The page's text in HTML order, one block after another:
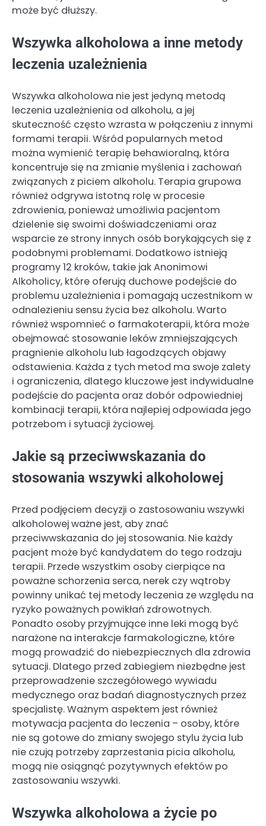
może być dłuższy.
Wszywka alkoholowa a inne metody
leczenia uzależnienia
Wszywka alkoholowa nie jest jedyną metodą
leczenia uzależnienia od alkoholu, a jej
skuteczność często wzrasta w połączeniu z innymi
formami terapii. Wśród popularnych metod
można wymienić terapię behawioralną, która
koncentruje się na zmianie myślenia i zachowań
związanych z piciem alkoholu. Terapia grupowa
również odgrywa istotną rolę w procesie
zdrowienia, ponieważ umożliwia pacjentom
dzielenie się swoimi doświadczeniami oraz
wsparcie ze strony innych osób borykających się z
podobnymi problemami. Dodatkowo istnieją
programy 12 kroków, takie jak Anonimowi
Alkoholicy, które oferują duchowe podejście do
problemu uzależnienia i pomagają uczestnikom w
odnalezieniu sensu życia bez alkoholu. Warto
również wspomnieć o farmakoterapii, która może
obejmować stosowanie leków zmniejszających
pragnienie alkoholu lub łagodzących objawy
odstawienia. Każda z tych metod ma swoje zalety
i ograniczenia, dlatego kluczowe jest indywidualne
podejście do pacjenta oraz dobór odpowiedniej
kombinacji terapii, która najlepiej odpowiada jego
potrzebom i sytuacji życiowej.
Jakie są przeciwwskazania do
stosowania wszywki alkoholowej
Przed podjęciem decyzji o zastosowaniu wszywki
alkoholowej ważne jest, aby znać
przeciwwskazania do jej stosowania. Nie każdy
pacjent może być kandydatem do tego rodzaju
terapii. Przede wszystkim osoby cierpiące na
poważne schorzenia serca, nerek czy wątroby
powinny unikać tej metody leczenia ze względu na
ryzyko poważnych powikłań zdrowotnych.
Ponadto osoby przyjmujące inne leki mogą być
narażone na interakcje farmakologiczne, które
mogą prowadzić do niebezpiecznych dla zdrowia
sytuacji. Dlatego przed zabiegiem niezbędne jest
przeprowadzenie szczegółowego wywiadu
medycznego oraz badań diagnostycznych przez
specjalistę. Ważnym aspektem jest również
motywacja pacjenta do leczenia – osoby, które
nie są gotowe do zmiany swojego stylu życia lub
nie czują potrzeby zaprzestania picia alkoholu,
mogą nie osiągnąć pozytywnych efektów po
zastosowaniu wszywki.
Wszywka alkoholowa a życie po